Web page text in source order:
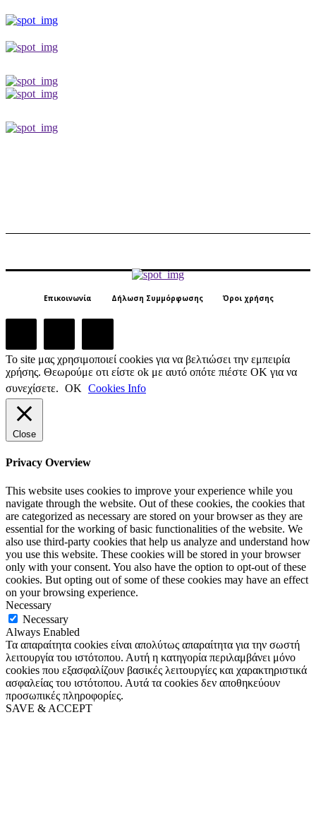
Επικοινωνία Δήλωση Συμμόρφωσης Όροι χρήσης
Το site μας χρησιμοποιεί cookies για να βελτιώσει την εμπειρία
χρήσης. Θεωρούμε οτι είστε ok με αυτό οπότε πιέστε ΟΚ για να
συνεχίσετε. ΟΚ Cookies Info
Close
Privacy Overview
This website uses cookies to improve your experience while you
navigate through the website. Out of these cookies, the cookies that
are categorized as necessary are stored on your browser as they are
essential for the working of basic functionalities of the website. We
also use third-party cookies that help us analyze and understand how
you use this website. These cookies will be stored in your browser
only with your consent. You also have the option to opt-out of these
cookies. But opting out of some of these cookies may have an effect
on your browsing experience.
Necessary
Necessary
Always Enabled
Τα απαραίτητα cookies είναι απολύτως απαραίτητα για την σωστή
λειτουργία του ιστότοπου. Αυτή η κατηγορία περιλαμβάνει μόνο
cookies που εξασφαλίζουν βασικές λειτουργίες και χαρακτηριστικά
ασφαλείας του ιστότοπου. Αυτά τα cookies δεν αποθηκεύουν
προσωπικές πληροφορίες.
SAVE & ACCEPT